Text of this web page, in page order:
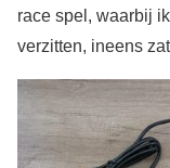
race spel, waarbij
verzitten, ineens